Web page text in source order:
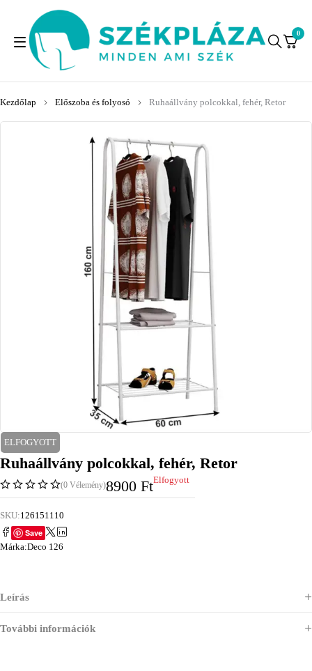
0
Kezdőlap Előszoba és folyosó Ruhaállvány polcokkal, fehér, Retor
ELFOGYOTT
Ruhaállvány polcokkal, fehér, Retor
(0 Vélemény)8900 FtElfogyott
SKU:126151110
Save
Márka:Deco 126
Leírás
További információk